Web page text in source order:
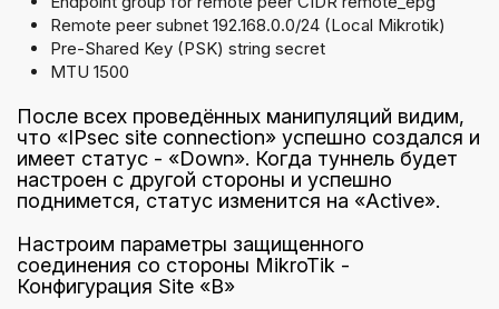
Remote peer subnet 192.168.0.0/24 (Local Mikrotik)
Pre-Shared Key (PSK) string secret
MTU 1500
После всех проведённых манипуляций видим,
что «IPsec site connection» успешно создался и
имеет статус - «Down». Когда туннель будет
настроен с другой стороны и успешно
поднимется, статус изменится на «Active».
Настроим параметры защищенного
соединения со стороны MikroTik -
Конфигурация Site «B»